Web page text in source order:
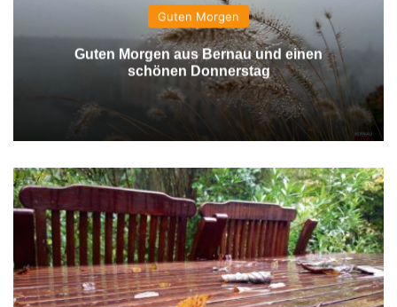
Guten Morgen
Guten Morgen aus Bernau und einen
schönen Donnerstag